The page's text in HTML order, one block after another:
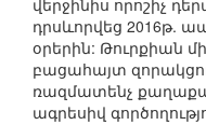
վերջինիս որոշիչ
դրսևորվեց 2016թ.
օրերին: Թուրքիան
բացահայտ
ռազմատենչ
ագրեսիվ